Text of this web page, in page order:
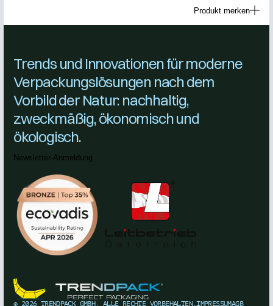
Produkt merken
Trends und Innovationen für moderne
Verpackungslösungen nach dem
Vorbild der Natur: nachhaltig,
zweckmäßig, ökonomisch und
ökologisch.
Newsletter-Anmeldung
© 2026TRENDPACK GMBH. ALLE RECHTE VORBEHALTEN.IMPRESSUMAGB